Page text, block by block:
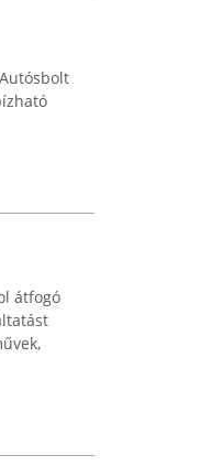
átfogó